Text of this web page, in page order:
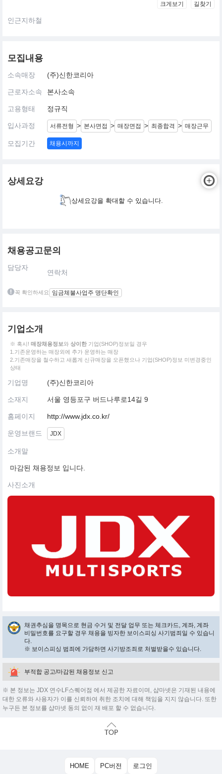
크게보기 길찾기
인근지하철
모집내용
소속매장 (주)신한코리아
근로자소속 본사소속
고용형태 정규직
입사과정 서류전형 > 본사면접 > 매장면접 > 최종합격 > 매장근무
모집기간 채용시까지
상세요강
상세요강을 확대할 수 있습니다.
채용공고문의
담당자
연락처
꼭 확인하세요 임금체불사업주 명단확인
기업소개
※ 혹시! 매장채용정보와 상이한 기업(SHOP)정보일 경우
1.기존운영하는 매장외에 추가 운영하는 매장
2.기존매장을 철수하고 새롭게 신규매장을 오픈했으나 기업(SHOP)정보 미변경중인
상태
기업명 (주)신한코리아
소재지 서울 영등포구 버드나루로14길 9
홈페이지 http://www.jdx.co.kr/
운영브랜드 JDX
소개말
마감된 채용정보 입니다.
사진소개
채권추심을 명목으로 현금 수거 및 전달 업무 또는 체크카드, 계좌, 계좌
비밀번호를 요구할 경우 채용을 빙자한 보이스피싱 사기범죄일 수 있습니
다.
※ 보이스피싱 범죄에 가담하면 사기방조죄로 처벌받을수 있습니다.
부적합 공고/마감된 채용정보 신고
※ 본 정보는 JDX 연수LF스퀘어점 에서 제공한 자료이며, 샵마넷은 기재된 내용에
대한 오류와 사용자가 이를 신뢰하여 취한 조치에 대해 책임을 지지 않습니다. 또한
누구든 본 정보를 샵마넷 동의 없이 재 배포 할 수 없습니다.
HOME PC버전 로그인